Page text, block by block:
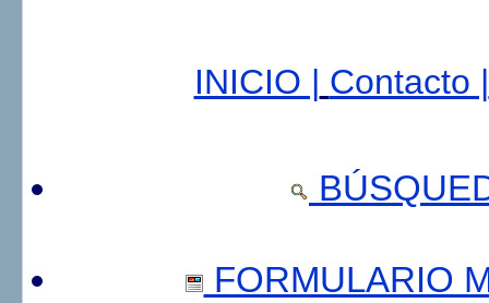
INICIO | Contacto |
FORMULARIO